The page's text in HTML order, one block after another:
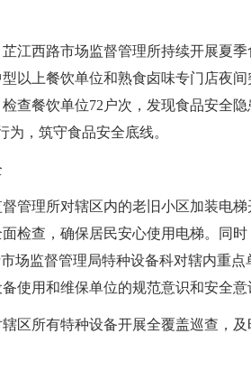
江西路市场监督管理所持续开展夏
以上餐饮单位和熟食卤味专门店夜
查餐饮单位72户次，发现食品安全
，筑守食品安全底线。
管理所对辖区内的老旧小区加装电
检查，确保居民安心使用电梯。同
场监督管理局特种设备科对辖内重点
使用和维保单位的规范意识和安全意
区所有特种设备开展全覆盖巡查，